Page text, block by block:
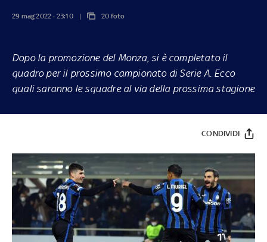
29 mag 2022 - 23:10 20 foto
Dopo la promozione del Monza, si è completato il
quadro per il prossimo campionato di Serie A. Ecco
quali saranno le squadre al via della prossima stagione
CONDIVIDI